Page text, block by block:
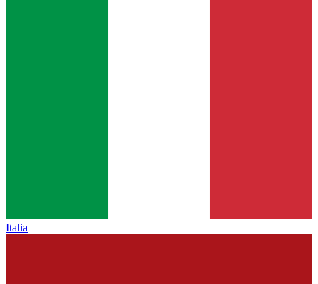
Italia